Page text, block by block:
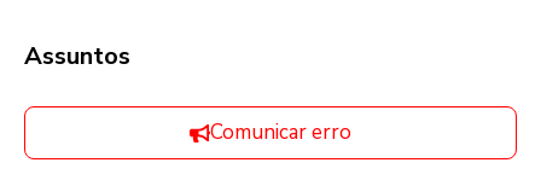
Assuntos
Comunicar erro